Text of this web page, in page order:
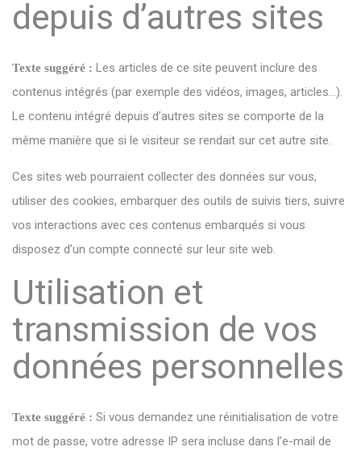
depuis d’autres sites
Texte suggéré : Les articles de ce site peuvent inclure des
contenus intégrés (par exemple des vidéos, images, articles…).
Le contenu intégré depuis d’autres sites se comporte de la
même manière que si le visiteur se rendait sur cet autre site.
Ces sites web pourraient collecter des données sur vous,
utiliser des cookies, embarquer des outils de suivis tiers, suivre
vos interactions avec ces contenus embarqués si vous
disposez d’un compte connecté sur leur site web.
Utilisation et
transmission de vos
données personnelles
Texte suggéré : Si vous demandez une réinitialisation de votre
mot de passe, votre adresse IP sera incluse dans l’e-mail de